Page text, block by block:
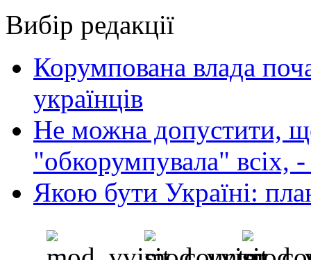
Вибір редакції
Корумпована влада
українців
Не можна допустити,
"обкорумпувала" всіх,
Якою бути Україні: